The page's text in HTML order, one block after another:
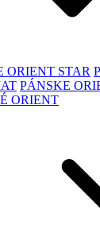
ORIENT STAR
PÁNSKE
ORIENT